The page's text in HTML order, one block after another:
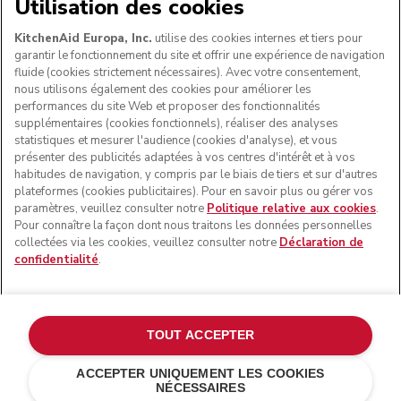
SUIVEZ-NOUS
forme du robot pâtissier multifonction sont des marques
commerciales aux États-Unis et ailleurs.
Gérer mes cookies
Politique de confidentialité
Politique en matière de cookies
Utilisation des cookies
KitchenAid Europa, Inc. utilise des cookies internes et tiers pour
garantir le fonctionnement du site et offrir une expérience de navigation
fluide (cookies strictement nécessaires). Avec votre consentement,
nous utilisons également des cookies pour améliorer les
performances du site Web et proposer des fonctionnalités
supplémentaires (cookies fonctionnels), réaliser des analyses
statistiques et mesurer l'audience (cookies d'analyse), et vous
présenter des publicités adaptées à vos centres d'intérêt et à vos
habitudes de navigation, y compris par le biais de tiers et sur d'autres
plateformes (cookies publicitaires). Pour en savoir plus ou gérer vos
paramètres, veuillez consulter notre Politique relative aux cookies.
Pour connaître la façon dont nous traitons les données personnelles
collectées via les cookies, veuillez consulter notre Déclaration de
confidentialité.
ACCEPTER UNIQUEMENT LES COOKIES
NÉCESSAIRES
TOUT ACCEPTER